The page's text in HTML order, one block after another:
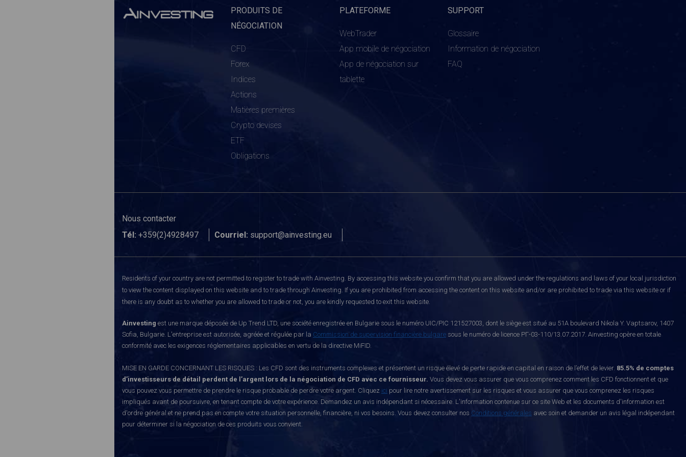
PRODUITS DE
NÉGOCIATION
CFD
Forex
Indices
Actions
Matières premières
Crypto devises
ETF
Obligations
PLATEFORME
WebTrader
App mobile de négociation
App de négociation sur
tablette
SUPPORT
Glossaire
Information de négociation
FAQ
Nous contacter
Tél: +359(2)4928497 Courriel: support@ainvesting.eu
Residents of your country are not permitted to register to trade with Ainvesting. By accessing this website you confirm that you are allowed under the regulations and laws of your local jurisdiction
to view the content displayed on this website and to trade through Ainvesting. If you are prohibited from accessing the content on this website and/or are prohibited to trade via this website or if
there is any doubt as to whether you are allowed to trade or not, you are kindly requested to exit this website.
Ainvesting est une marque déposée de Up Trend LTD, une société enregistrée en Bulgarie sous le numéro UIC/PIC 121527003, dont le siège est situé au 51A boulevard Nikola Y. Vaptsarov, 1407
Sofia, Bulgarie. L'entreprise est autorisée, agréée et régulée par la Commission de supervision financière bulgare sous le numéro de licence РГ-03-110/13.07.2017. Ainvesting opère en totale
conformité avec les exigences réglementaires applicables en vertu de la directive MiFID.
MISE EN GARDE CONCERNANT LES RISQUES : Les CFD sont des instruments complexes et présentent un risque élevé de perte rapide en capital en raison de l’effet de levier. 85.5% de comptes
d’investisseurs de détail perdent de l’argent lors de la négociation de CFD avec ce fournisseur. Vous devez vous assurer que vous comprenez comment les CFD fonctionnent et que
vous pouvez vous permettre de prendre le risque probable de perdre votre argent. Cliquez ici pour lire notre avertissement sur les risques et vous assurer que vous comprenez les risques
impliqués avant de poursuivre, en tenant compte de votre expérience. Demandez un avis indépendant si nécessaire. L'information contenue sur ce site Web et les documents d'information est
d'ordre général et ne prend pas en compte votre situation personnelle, financière, ni vos besoins. Vous devez consulter nos Conditions générales avec soin et demander un avis légal indépendant
pour déterminer si la négociation de ces produits vous convient.